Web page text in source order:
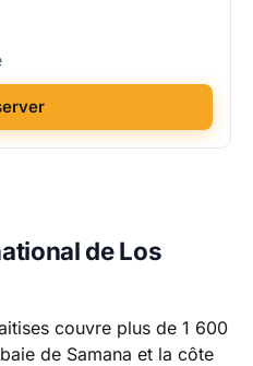
de Los
couvre plus de 1 600
de Samana et la côte